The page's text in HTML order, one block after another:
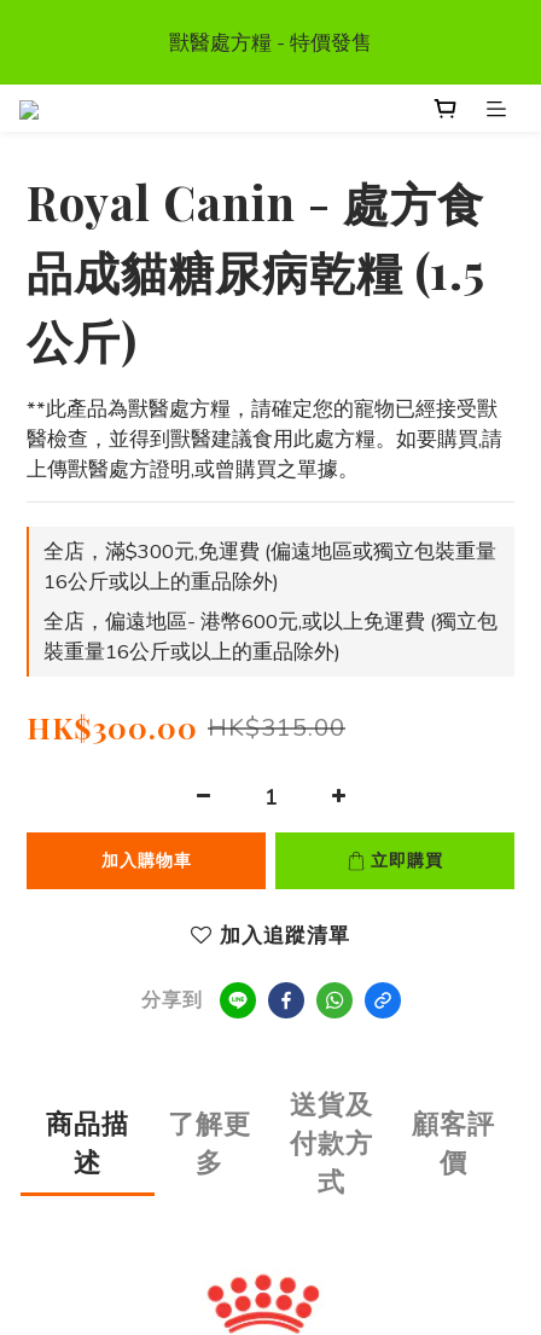
首次惠顧送$50 購物金  * (第二張訂單可享用, 不可與其
他優惠同時使用）
獸醫處方糧 - 特價發售
首次惠顧送$50 購物金  * (第二張訂單可享用, 不可與其
他優惠同時使用）
Royal Canin - 處方食
品成貓糖尿病乾糧 (1.5
公斤)
**此產品為獸醫處方糧，請確定您的寵物已經接受獸
醫檢查，並得到獸醫建議食用此處方糧。如要購買,請
上傳獸醫處方證明,或曾購買之單據。
全店，滿$300元,免運費 (偏遠地區或獨立包裝重量
16公斤或以上的重品除外)
全店，偏遠地區- 港幣600元,或以上免運費 (獨立包
裝重量16公斤或以上的重品除外)
HK$300.00 HK$315.00
加入購物車 立即購買
加入追蹤清單
分享到
商品描
述
了解更
多
送貨及
付款方
式
顧客評
價